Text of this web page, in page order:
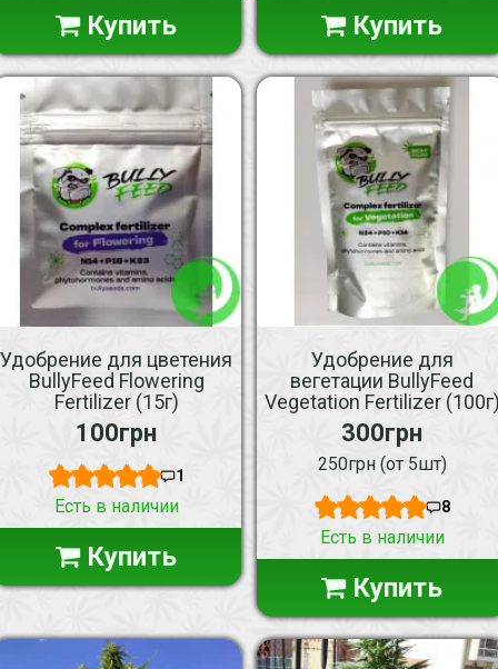
Купить Купить
Удобрение для цветения
BullyFeed Flowering
Fertilizer (15г)
100грн
1
Есть в наличии
Купить
Удобрение для
вегетации BullyFeed
Vegetation Fertilizer
300грн
250грн (от 5шт)
8
Есть в наличии
Купить